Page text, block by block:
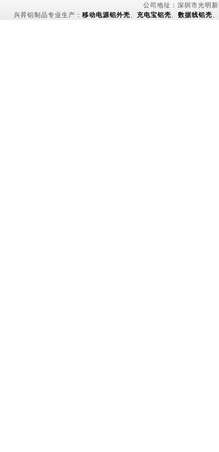
公司地址：深圳市光明
兴昇铝制品专业生产： 移动电源铝外壳、 充电宝铝壳、 数据线铝壳